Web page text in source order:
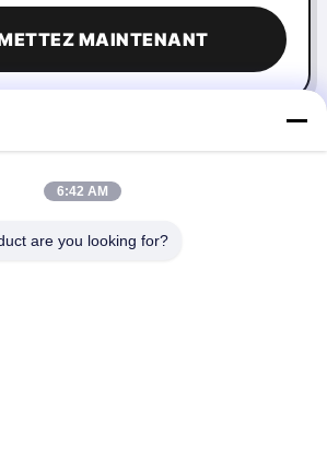
MAINTENANT
6:42 AM
are you looking for?